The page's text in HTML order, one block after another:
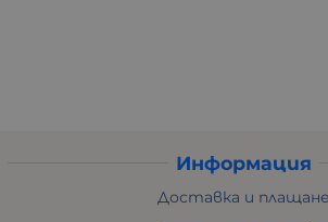
Информация
Доставка и плащане